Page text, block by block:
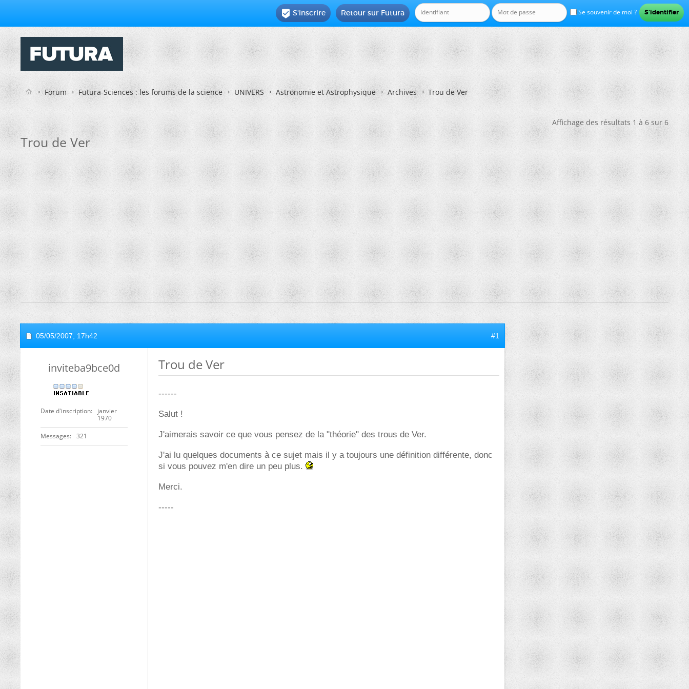
Se souvenir de moi ?
Retour sur Futura
 S'inscrire
Forum Futura-Sciences : les forums de la science UNIVERS Astronomie et Astrophysique Archives Trou de Ver
Affichage des résultats 1 à 6 sur 6
Trou de Ver
05/05/2007, 17h42 #1
inviteba9bce0d
Date d'inscription
janvier
1970
Messages 321
Trou de Ver
------
Salut !
J'aimerais savoir ce que vous pensez de la "théorie" des trous de Ver.
J'ai lu quelques documents à ce sujet mais il y a toujours une définition différente, donc
si vous pouvez m'en dire un peu plus.
Merci.
-----